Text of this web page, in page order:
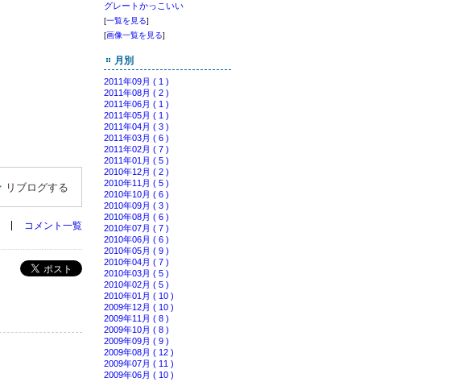
グレートかっこいい
[一覧を見る]
[画像一覧を見る]
月別
2011年09月 ( 1 )
2011年08月 ( 2 )
2011年06月 ( 1 )
2011年05月 ( 1 )
2011年04月 ( 3 )
2011年03月 ( 6 )
2011年02月 ( 7 )
2011年01月 ( 5 )
2010年12月 ( 2 )
2010年11月 ( 5 )
2010年10月 ( 6 )
2010年09月 ( 3 )
2010年08月 ( 6 )
2010年07月 ( 7 )
2010年06月 ( 6 )
2010年05月 ( 9 )
2010年04月 ( 7 )
2010年03月 ( 5 )
2010年02月 ( 5 )
2010年01月 ( 10 )
2009年12月 ( 10 )
2009年11月 ( 8 )
2009年10月 ( 8 )
2009年09月 ( 9 )
2009年08月 ( 12 )
2009年07月 ( 11 )
2009年06月 ( 10 )
リブログする
コメント一覧
ポスト